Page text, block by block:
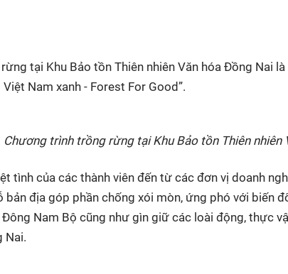
văn hóaThành phố không
ngủ
Bé xem gì
Việt
Các show khác
Phim truyền hình
Phim tài liệu
tại Khu Bảo tồn Thiên nhiên Văn hóa Đồng Nai
Nam xanh - Forest For Good”.
Chương trình trồng rừng tại Khu Bảo tồn Thiên nhiên
tình của các thành viên đến từ các đơn vị doanh
bản địa góp phần chống xói mòn, ứng phó với biến
Đông Nam Bộ cũng như gìn giữ các loài động, thực
Nai.